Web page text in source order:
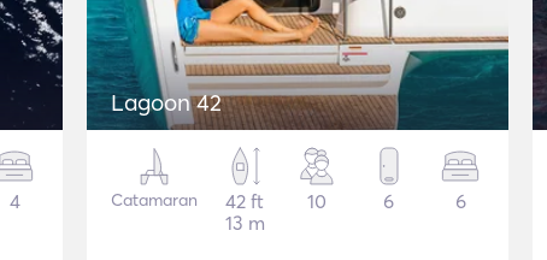
4
Lagoon 42
Catamaran
42 ft
13 m
10 6 6